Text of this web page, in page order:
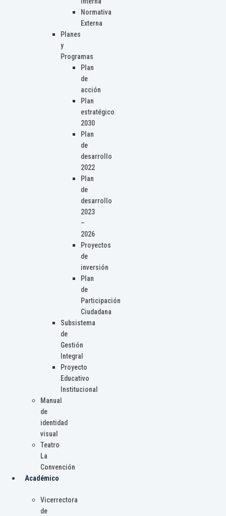
Normativa
Externa
Planes
y
Programas
Plan
de
acción
Plan
estratégico
2030
Plan
de
desarrollo
2022
Plan
de
desarrollo
2023
–
2026
Proyectos
de
inversión
Plan
de
Participación
Ciudadana
Subsistema
de
Gestión
Integral
Proyecto
Educativo
Institucional
Manual
de
identidad
visual
Teatro
La
Convención
Académico
Vicerrectora
de